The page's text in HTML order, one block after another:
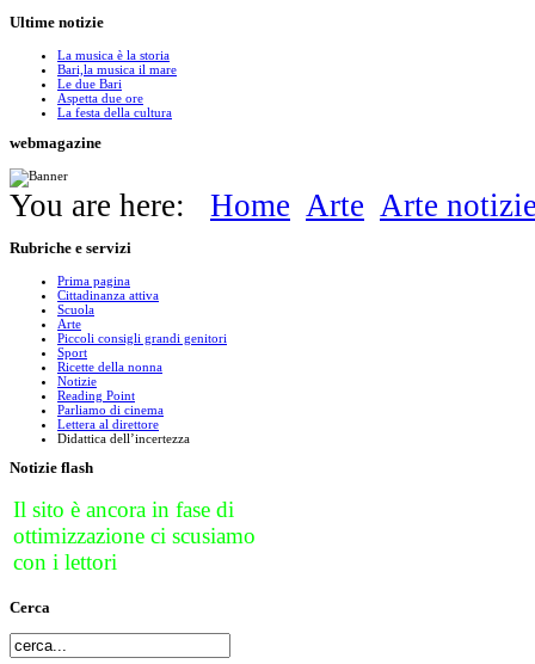
Ultime notizie
La musica è la storia
Bari,la musica il mare
Le due Bari
Aspetta due ore
La festa della cultura
webmagazine
You are here: Home Arte Arte
Rubriche e servizi
Prima pagina
Cittadinanza attiva
Scuola
Arte
Piccoli consigli grandi genitori
Sport
Ricette della nonna
Notizie
Reading Point
Parliamo di cinema
Lettera al direttore
Didattica dell’incertezza
Notizie flash
Il sito è ancora in fase di
ottimizzazione ci scusiamo
con i lettori
Cerca